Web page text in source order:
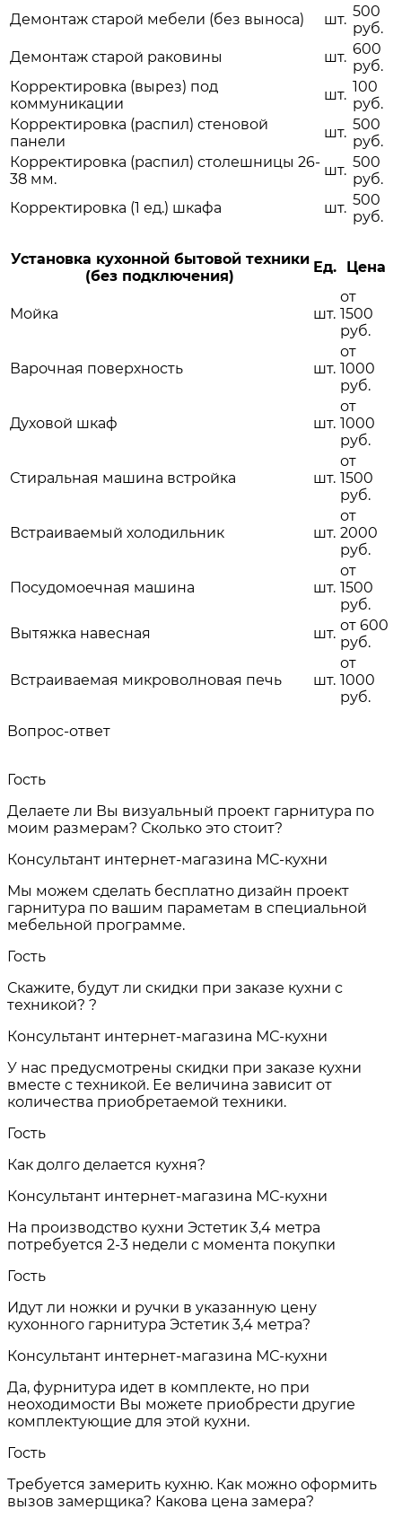
Демонтаж старой мебели (без выноса)
шт. 500
руб.
Демонтаж старой раковины
шт. 600
руб.
Корректировка (вырез) под
коммуникации
шт. 100
руб.
Корректировка (распил) стеновой
панели
шт. 500
руб.
Корректировка (распил) столешницы 26-
38 мм.
шт. 500
руб.
Корректировка (1 ед.) шкафа
шт. 500
руб.
Установка кухонной бытовой техники
(без подключения)
Ед. Цена
Мойка шт.
от
1500
руб.
Варочная поверхность шт.
от
1000
руб.
Духовой шкаф шт.
от
1000
руб.
Стиральная машина встройка шт.
от
1500
руб.
Встраиваемый холодильник шт.
от
2000
руб.
Посудомоечная машина шт.
от
1500
руб.
Вытяжка навесная
шт. от 600
руб.
Встраиваемая микроволновая печь шт.
от
1000
руб.
Вопрос-ответ
Гость
Делаете ли Вы визуальный проект гарнитура по
моим размерам? Сколько это стоит?
Консультант интернет-магазина МС-кухни
Мы можем сделать бесплатно дизайн проект
гарнитура по вашим параметам в специальной
мебельной программе.
Гость
Скажите, будут ли скидки при заказе кухни с
техникой? ?
Консультант интернет-магазина МС-кухни
У нас предусмотрены скидки при заказе кухни
вместе с техникой. Ее величина зависит от
количества приобретаемой техники.
Гость
Как долго делается кухня?
Консультант интернет-магазина МС-кухни
На производство кухни Эстетик 3,4 метра
потребуется 2-3 недели с момента покупки
Гость
Идут ли ножки и ручки в указанную цену
кухонного гарнитура Эстетик 3,4 метра?
Консультант интернет-магазина МС-кухни
Да, фурнитура идет в комплекте, но при
неоходимости Вы можете приобрести другие
комплектующие для этой кухни.
Гость
Требуется замерить кухню. Как можно оформить
вызов замерщика? Какова цена замера?